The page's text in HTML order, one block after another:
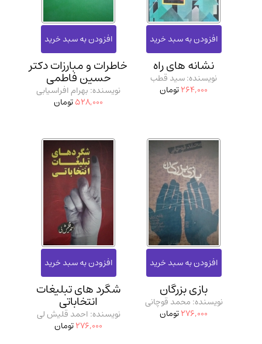
نشانه‌ های راه
نویسنده: سید قطب
264,000تومان
خاطرات و مبارزات دکتر
حسین فاطمی
نویسنده: بهرام افراسیابی
528,000تومان
بازی بزرگان
نویسنده: محمد قوچانی
276,000تومان
شگرد های تبلیغات
انتخاباتی
نویسنده: احمد قلیش لی
276,000تومان